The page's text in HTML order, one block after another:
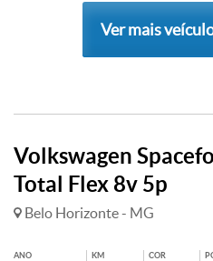
Ver mais
Volkswagen
Total Flex 8v 5p
Belo Horizonte - MG
ANO KM COR